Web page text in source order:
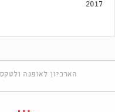
2017
הארכיון לאופנה